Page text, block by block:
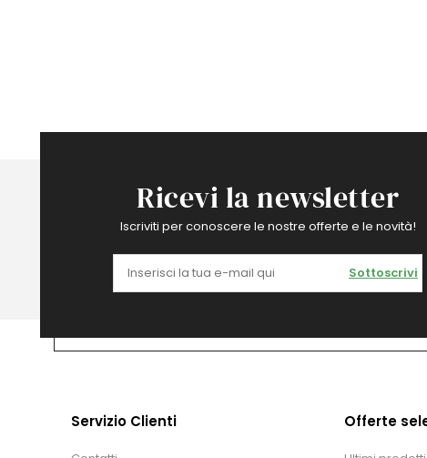
Ricevi la newsletter
Iscriviti per conoscere le nostre offerte e le novità!
Sottoscrivi
Servizio Clienti Offerte